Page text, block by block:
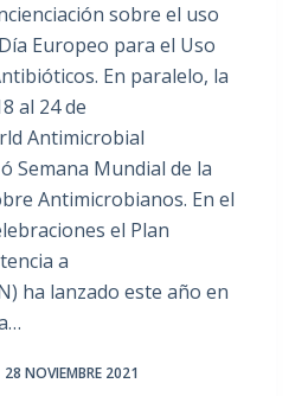
sobre el uso
Europeo para el Uso
En paralelo, la
al 24 de
Antimicrobial
Semana Mundial de la
Antimicrobianos. En el
el Plan
a
ha lanzado este año en
28 NOVIEMBRE 2021